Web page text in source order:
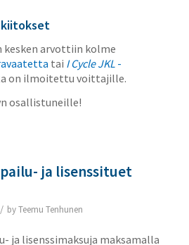
kesken arvottiin kolme
tai I Cycle JKL -
on ilmoitettu voittajille.
osallistuneille!
ja lisenssituet
/ byTeemu Tenhunen
ja lisenssimaksuja maksamalla